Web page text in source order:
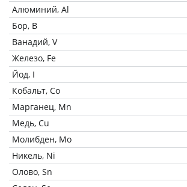
Алюминий, Al
Бор, B
Ванадий, V
Железо, Fe
Йод, I
Кобальт, Co
Марганец, Mn
Медь, Cu
Молибден, Mo
Никель, Ni
Олово, Sn